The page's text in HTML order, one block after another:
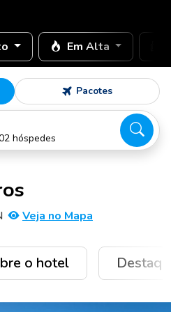
Em Alta
Pacotes
hóspedes
Veja no Mapa
o hotel